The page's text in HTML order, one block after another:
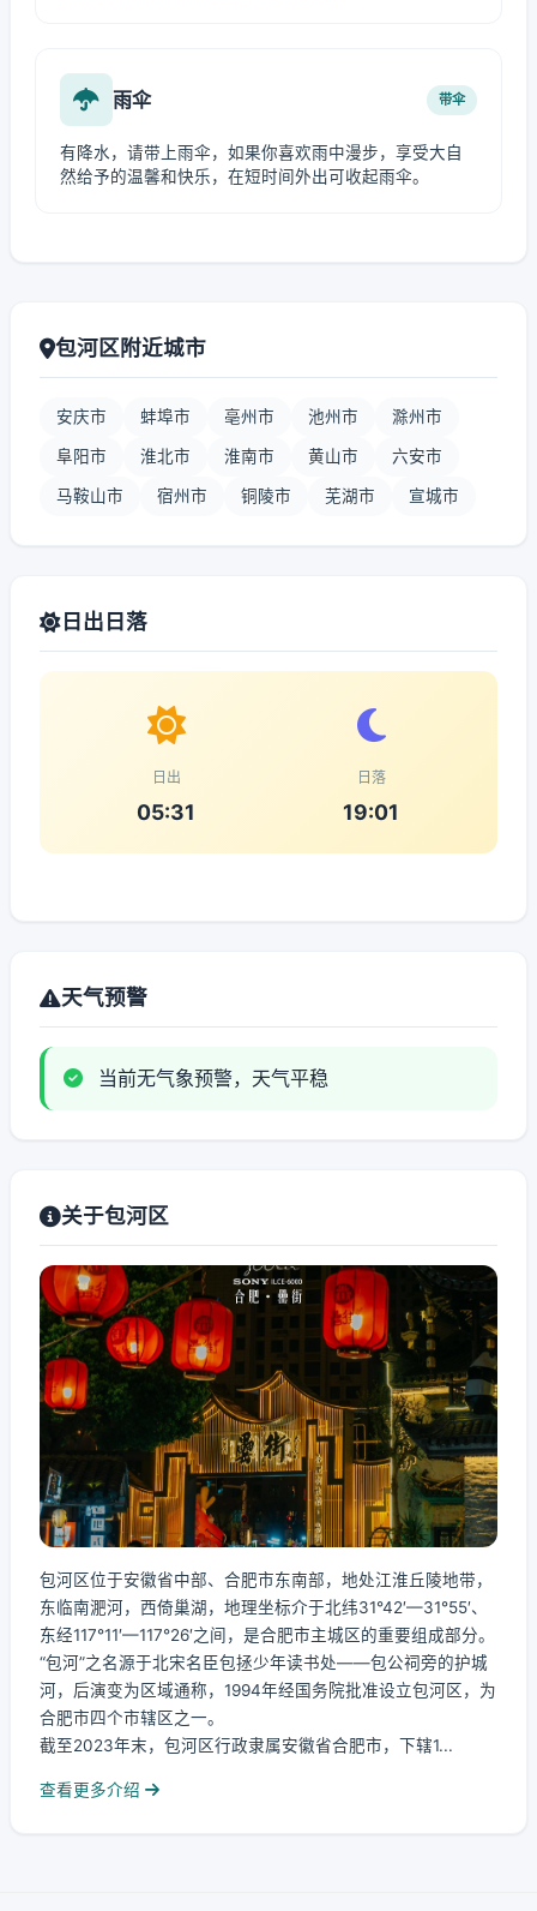
雨伞 带伞
有降水，请带上雨伞，如果你喜欢雨中漫步，享受大自
然给予的温馨和快乐，在短时间外出可收起雨伞。
包河区附近城市
安庆市 蚌埠市 亳州市 池州市 滁州市
阜阳市 淮北市 淮南市 黄山市 六安市
马鞍山市 宿州市 铜陵市 芜湖市 宣城市
日出日落
日出
05:31
日落
19:01
天气预警
当前无气象预警，天气平稳
关于包河区
包河区位于安徽省中部、合肥市东南部，地处江淮丘陵地带，
东临南淝河，西倚巢湖，地理坐标介于北纬31°42′—31°55′、
东经117°11′—117°26′之间，是合肥市主城区的重要组成部分。
“包河”之名源于北宋名臣包拯少年读书处——包公祠旁的护城
河，后演变为区域通称，1994年经国务院批准设立包河区，为
合肥市四个市辖区之一。
截至2023年末，包河区行政隶属安徽省合肥市，下辖1...
查看更多介绍